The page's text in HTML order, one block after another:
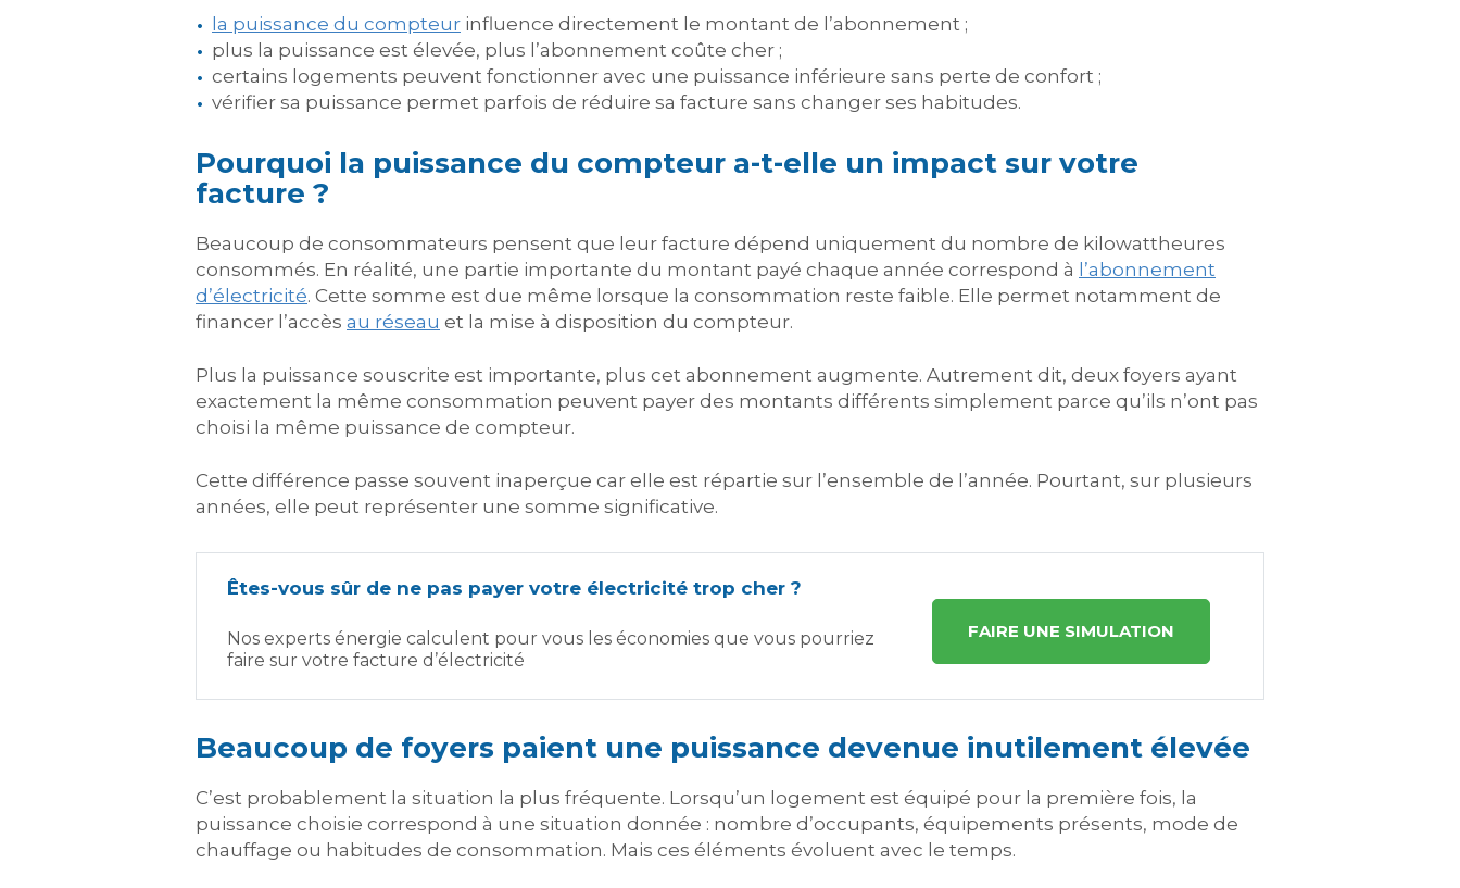
la puissance du compteur influence directement le montant de l’abonnement ;
plus la puissance est élevée, plus l’abonnement coûte cher ;
certains logements peuvent fonctionner avec une puissance inférieure sans perte de confort ;
vérifier sa puissance permet parfois de réduire sa facture sans changer ses habitudes.
Pourquoi la puissance du compteur a-t-elle un impact sur votre
facture ?
Beaucoup de consommateurs pensent que leur facture dépend uniquement du nombre de kilowattheures
consommés. En réalité, une partie importante du montant payé chaque année correspond à l’abonnement
d’électricité. Cette somme est due même lorsque la consommation reste faible. Elle permet notamment de
financer l’accès au réseau et la mise à disposition du compteur.
Plus la puissance souscrite est importante, plus cet abonnement augmente. Autrement dit, deux foyers ayant
exactement la même consommation peuvent payer des montants différents simplement parce qu’ils n’ont pas
choisi la même puissance de compteur.
Cette différence passe souvent inaperçue car elle est répartie sur l’ensemble de l’année. Pourtant, sur plusieurs
années, elle peut représenter une somme significative.
Êtes-vous sûr de ne pas payer votre électricité trop cher ?
Nos experts énergie calculent pour vous les économies que vous pourriez
faire sur votre facture d’électricité
FAIRE UNE SIMULATION
Beaucoup de foyers paient une puissance devenue inutilement élevée
C’est probablement la situation la plus fréquente. Lorsqu’un logement est équipé pour la première fois, la
puissance choisie correspond à une situation donnée : nombre d’occupants, équipements présents, mode de
chauffage ou habitudes de consommation. Mais ces éléments évoluent avec le temps.